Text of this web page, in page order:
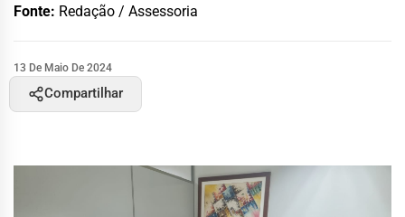
Fonte: Redação / Assessoria
13 De Maio De 2024
Compartilhar